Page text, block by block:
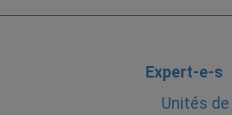
Expert-e-s
Unités